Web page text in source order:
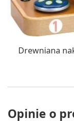
Drewniana
Opinie o